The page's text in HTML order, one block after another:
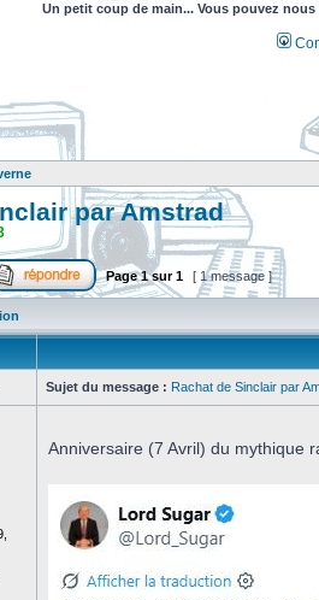
Un petit coup de main... Vous pouvez
par Amstrad
Page1sur1 [ 1 message ]
Sujet du message : Rachat de Sinclair par
Anniversaire (7 Avril) du mythique